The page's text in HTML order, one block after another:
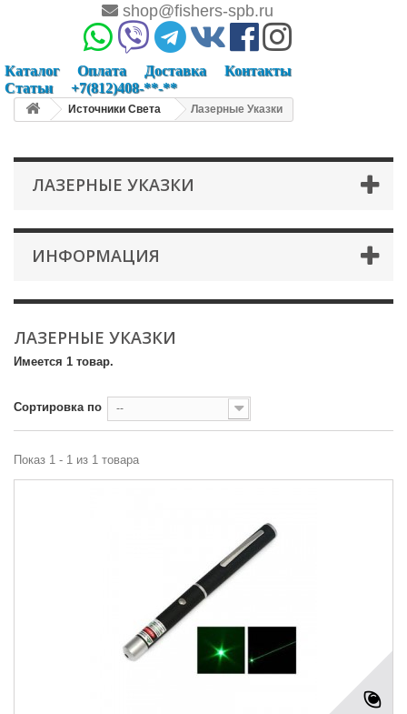
shop@fishers-spb.ru
Каталог Оплата Доставка
Контакты
Статьи
+7(812)408-**-**
Источники Света Лазерные Указки
ЛАЗЕРНЫЕ УКАЗКИ
ИНФОРМАЦИЯ
ЛАЗЕРНЫЕ УКАЗКИ
Имеется 1 товар.
Сортировка по --
Показ 1 - 1 из 1 товара